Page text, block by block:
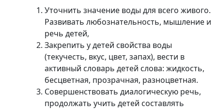
Уточнить значение воды для всего живого.
Развивать любознательность, мышление и
речь детей,
Закрепить у детей свойства воды
(текучесть, вкус, цвет, запах), вести в
активный словарь детей слова: жидкость,
бесцветная, прозрачная, разноцветная.
Совершенствовать диалогическую речь,
продолжать учить детей составлять